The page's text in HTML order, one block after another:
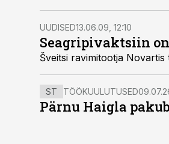
UUDISED13.06.09, 12:10
Seagripivaktsiin
ST TÖÖKUULUTUSED
Pärnu Haigla